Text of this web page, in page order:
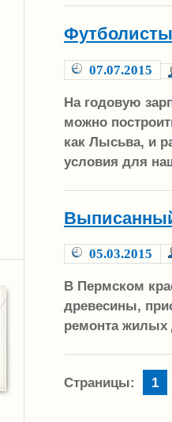
07.07.2015
На годовую
можно
как Лысьва, и
условия для
05.03.2015
В Пермском
древесины,
ремонта жилых
Страницы: 1